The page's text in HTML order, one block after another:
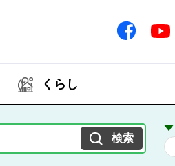
Facebook
くらし